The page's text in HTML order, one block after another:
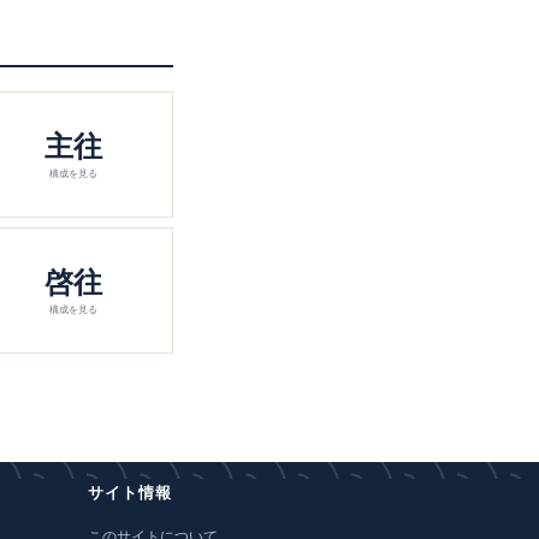
主往
構成を見る
啓往
構成を見る
サイト情報